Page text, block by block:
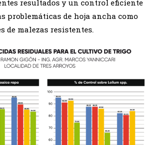
resultados y un control eficiente
problemáticas de hoja ancha como
de malezas resistentes.